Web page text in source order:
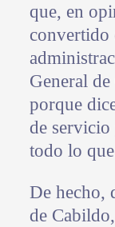
que, en
convertido
General
porque
de
todo lo
De hecho,
de